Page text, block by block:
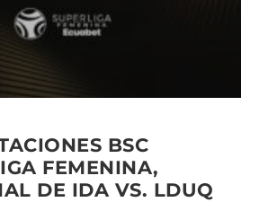
BSC
FEMENINA,
DE IDA VS. LDUQ